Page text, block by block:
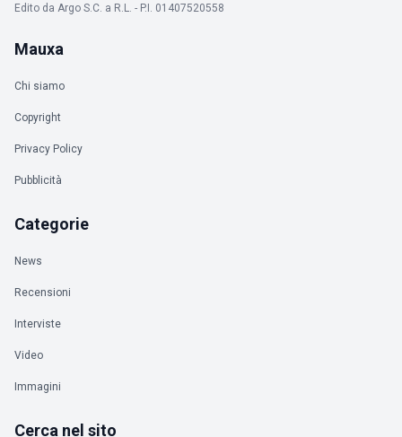
Edito da Argo S.C. a R.L. - P.I. 01407520558
Mauxa
Chi siamo
Copyright
Privacy Policy
Pubblicità
Categorie
News
Recensioni
Interviste
Video
Immagini
Cerca nel sito